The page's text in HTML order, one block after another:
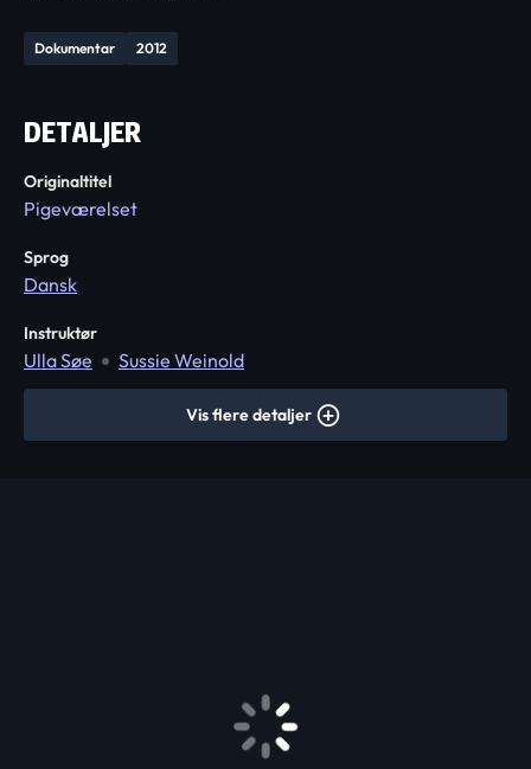
Dokumentar 2012
DETALJER
Originaltitel
Pigeværelset
Sprog
Dansk
Instruktør
Ulla Søe Sussie Weinold
Vis flere detaljer